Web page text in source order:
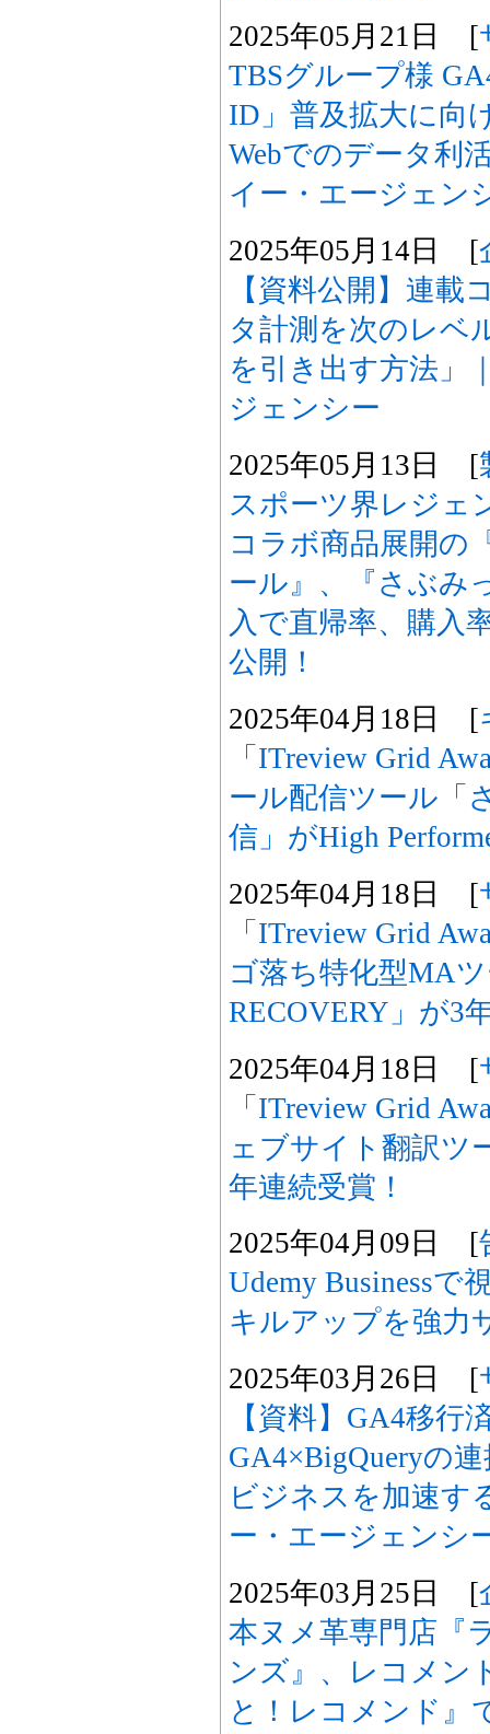
2025年05月21日 [
TBSグループ様
ID」普及拡大に向
Webでのデータ利
イー・エージェン
2025年05月14日 [
【資料公開】連載
タ計測を次のレベ
を引き出す方法」
ジェンシー
2025年05月13日 [
スポーツ界レジェ
コラボ商品展開の
ール』、『さぶみ
入で直帰率、購入
公開！
2025年04月18日 [
「ITreview Grid
ール配信ツール「
信」がHigh
2025年04月18日 [
「ITreview Grid
ゴ落ち特化型MA
RECOVERY」が3
2025年04月18日 [
「ITreview Grid
ェブサイト翻訳ツ
年連続受賞！
2025年04月09日 [
Udemy Businessで
キルアップを強力
2025年03月26日 [
【資料】GA4移行
GA4×BigQueryの
ビジネスを加速す
ー・エージェンシ
2025年03月25日 [
本ヌメ革専門店『
ンズ』、レコメン
と！レコメンド』